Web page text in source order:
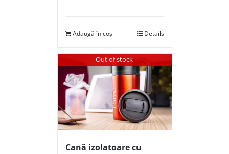
Adaugă în coș Details
Out of stock
Cană izolatoare cu